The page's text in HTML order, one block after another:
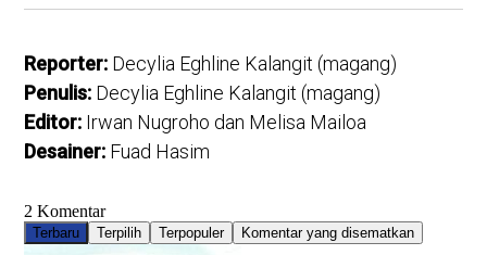
Reporter: Decylia Eghline Kalangit (magang)
Penulis: Decylia Eghline Kalangit (magang)
Editor: Irwan Nugroho dan Melisa Mailoa
Desainer: Fuad Hasim